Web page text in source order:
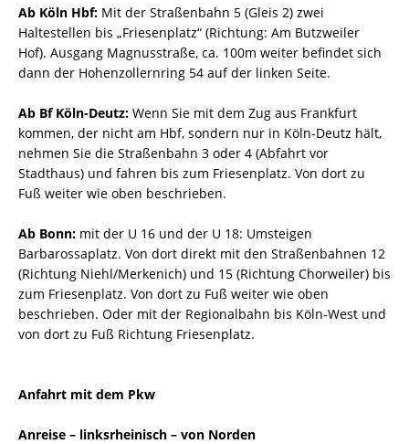
Ab Köln Hbf: Mit der Straßenbahn 5 (Gleis 2) zwei
Haltestellen bis „Friesenplatz“ (Richtung: Am Butzweiler
Hof). Ausgang Magnusstraße, ca. 100m weiter befindet sich
dann der Hohenzollernring 54 auf der linken Seite.
Ab Bf Köln-Deutz: Wenn Sie mit dem Zug aus Frankfurt
kommen, der nicht am Hbf, sondern nur in Köln-Deutz hält,
nehmen Sie die Straßenbahn 3 oder 4 (Abfahrt vor
Stadthaus) und fahren bis zum Friesenplatz. Von dort zu
Fuß weiter wie oben beschrieben.
Ab Bonn: mit der U 16 und der U 18: Umsteigen
Barbarossaplatz. Von dort direkt mit den Straßenbahnen 12
(Richtung Niehl/Merkenich) und 15 (Richtung Chorweiler) bis
zum Friesenplatz. Von dort zu Fuß weiter wie oben
beschrieben. Oder mit der Regionalbahn bis Köln-West und
von dort zu Fuß Richtung Friesenplatz.
Anfahrt mit dem Pkw
Anreise – linksrheinisch – von Norden